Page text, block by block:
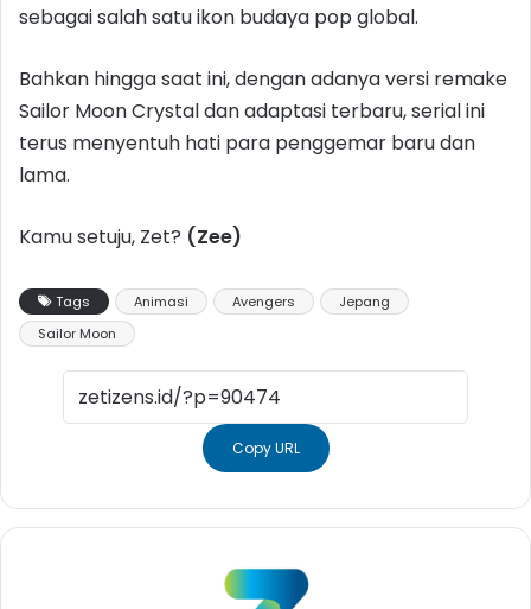
sebagai salah satu ikon budaya pop global.
Bahkan hingga saat ini, dengan adanya versi remake
Sailor Moon Crystal dan adaptasi terbaru, serial ini
terus menyentuh hati para penggemar baru dan
lama.
Kamu setuju, Zet? (Zee)
Tags Animasi Avengers
Jepang
Sailor Moon
Copy URL